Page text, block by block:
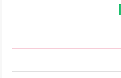
جزء
مغلقة